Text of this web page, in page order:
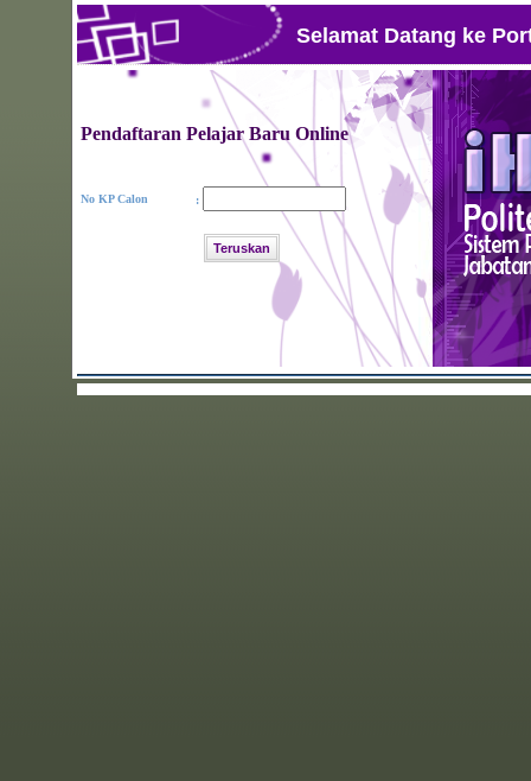
Selamat Datang ke Portal
Pendaftaran Pelajar Baru Online
No KP Calon :